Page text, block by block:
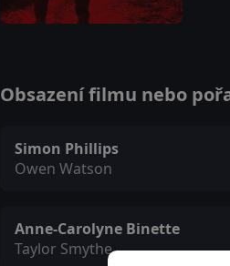
Obsazení filmu nebo
Simon Phillips
Owen Watson
Anne-Carolyne Binette
Taylor Smythe